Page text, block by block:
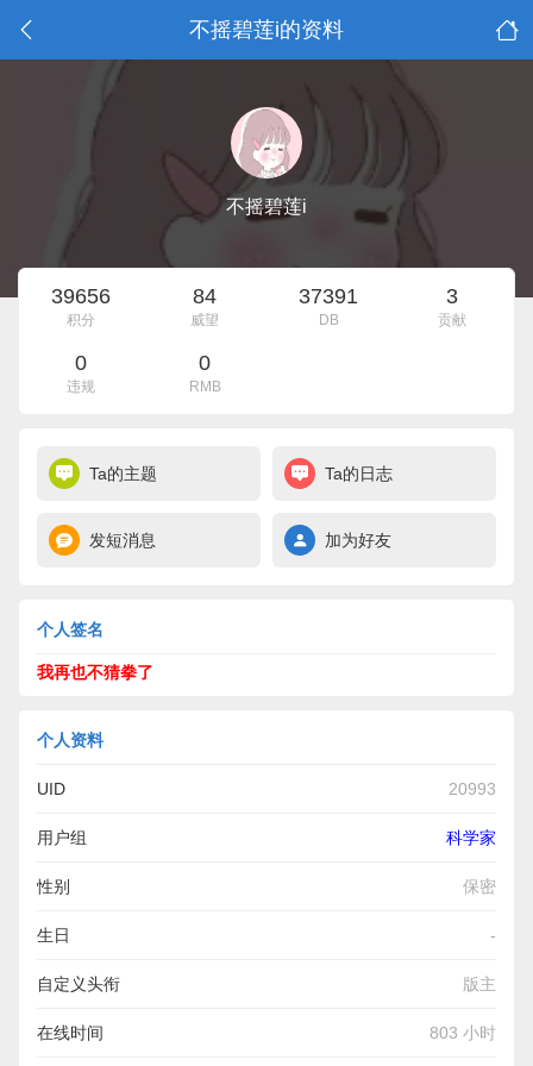
不摇碧莲i的资料
不摇碧莲i
39656
积分
84
威望
37391
DB
3
贡献
0
违规
0
RMB
Ta的主题 Ta的日志
发短消息 加为好友
个人签名
我再也不猜拳了
个人资料
UID 20993
用户组 科学家
性别 保密
生日 -
自定义头衔 版主
在线时间 803 小时